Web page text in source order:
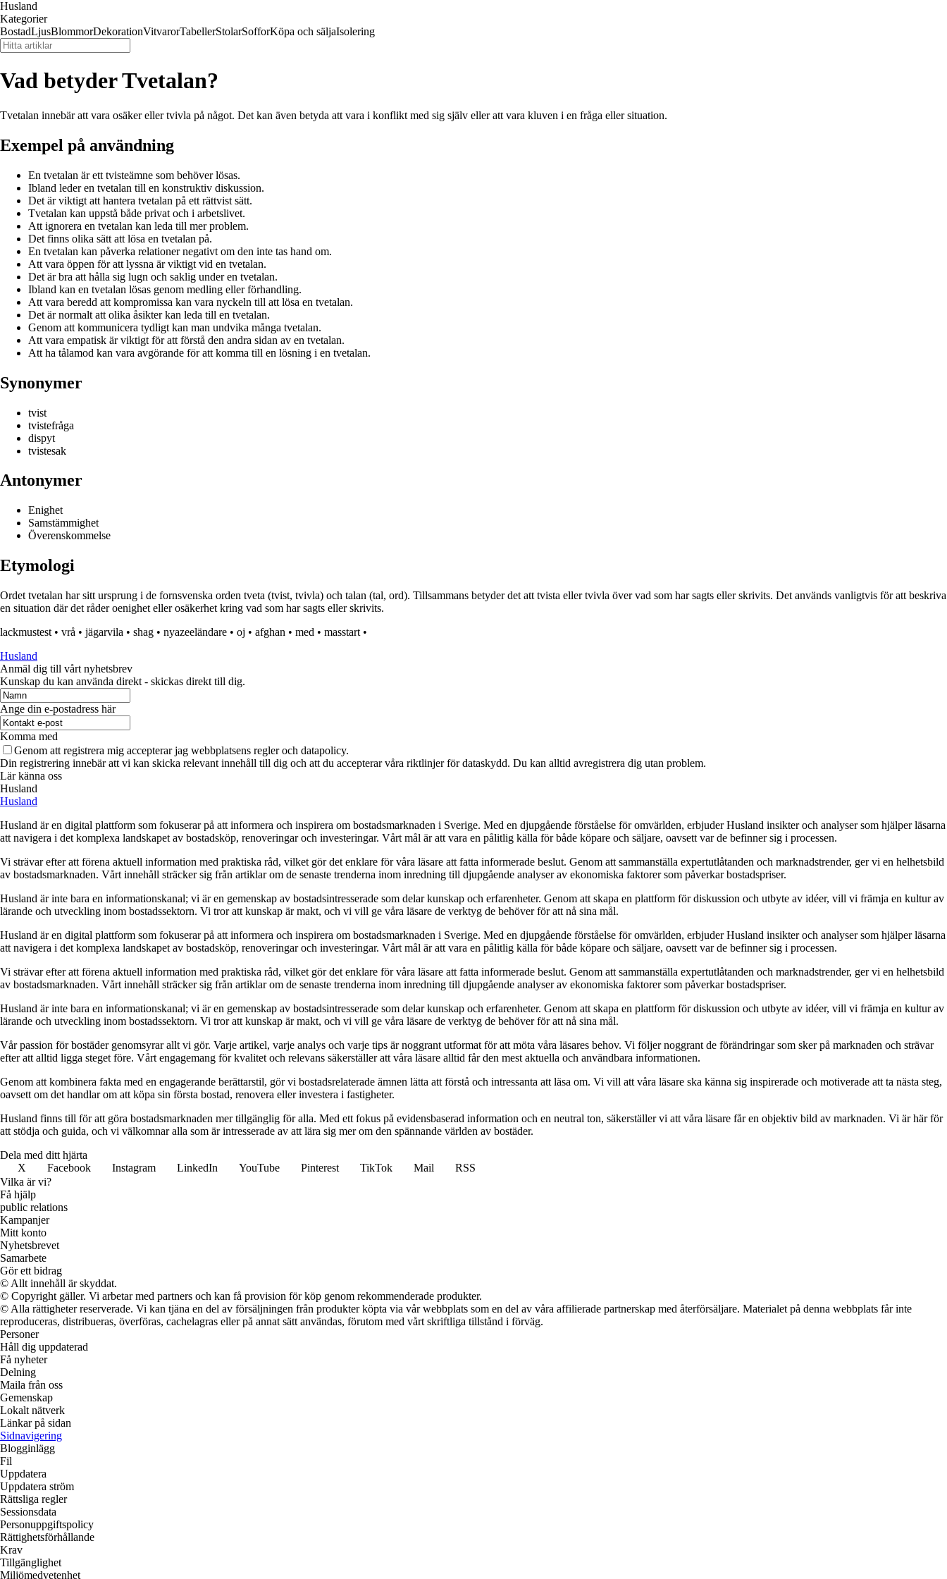
Husland
Kategorier
BostadLjusBlommorDekorationVitvarorTabellerStolarSofforKöpa och säljaIsolering
Vad betyder Tvetalan?
Tvetalan innebär att vara osäker eller tvivla på något. Det kan även betyda att vara i konflikt med sig själv eller att vara kluven i en fråga eller situation.
Exempel på användning
En tvetalan är ett tvisteämne som behöver lösas.
Ibland leder en tvetalan till en konstruktiv diskussion.
Det är viktigt att hantera tvetalan på ett rättvist sätt.
Tvetalan kan uppstå både privat och i arbetslivet.
Att ignorera en tvetalan kan leda till mer problem.
Det finns olika sätt att lösa en tvetalan på.
En tvetalan kan påverka relationer negativt om den inte tas hand om.
Att vara öppen för att lyssna är viktigt vid en tvetalan.
Det är bra att hålla sig lugn och saklig under en tvetalan.
Ibland kan en tvetalan lösas genom medling eller förhandling.
Att vara beredd att kompromissa kan vara nyckeln till att lösa en tvetalan.
Det är normalt att olika åsikter kan leda till en tvetalan.
Genom att kommunicera tydligt kan man undvika många tvetalan.
Att vara empatisk är viktigt för att förstå den andra sidan av en tvetalan.
Att ha tålamod kan vara avgörande för att komma till en lösning i en tvetalan.
Synonymer
tvist
tvistefråga
dispyt
tvistesak
Antonymer
Enighet
Samstämmighet
Överenskommelse
Etymologi
Ordet tvetalan har sitt ursprung i de fornsvenska orden tveta (tvist, tvivla) och talan (tal, ord). Tillsammans betyder det att tvista eller tvivla över vad som har sagts eller skrivits. Det används vanligtvis för att beskriva
en situation där det råder oenighet eller osäkerhet kring vad som har sagts eller skrivits.
lackmustest • vrå • jägarvila • shag • nyazeeländare • oj • afghan • med • masstart •
Husland
Anmäl dig till vårt nyhetsbrev
Kunskap du kan använda direkt - skickas direkt till dig.
Ange din e-postadress här
Komma med
Genom att registrera mig accepterar jag webbplatsens regler och datapolicy.
Din registrering innebär att vi kan skicka relevant innehåll till dig och att du accepterar våra riktlinjer för dataskydd. Du kan alltid avregistrera dig utan problem.
Lär känna oss
Husland
Husland
Husland är en digital plattform som fokuserar på att informera och inspirera om bostadsmarknaden i Sverige. Med en djupgående förståelse för omvärlden, erbjuder Husland insikter och analyser som hjälper läsarna
att navigera i det komplexa landskapet av bostadsköp, renoveringar och investeringar. Vårt mål är att vara en pålitlig källa för både köpare och säljare, oavsett var de befinner sig i processen.
Vi strävar efter att förena aktuell information med praktiska råd, vilket gör det enklare för våra läsare att fatta informerade beslut. Genom att sammanställa expertutlåtanden och marknadstrender, ger vi en helhetsbild
av bostadsmarknaden. Vårt innehåll sträcker sig från artiklar om de senaste trenderna inom inredning till djupgående analyser av ekonomiska faktorer som påverkar bostadspriser.
Husland är inte bara en informationskanal; vi är en gemenskap av bostadsintresserade som delar kunskap och erfarenheter. Genom att skapa en plattform för diskussion och utbyte av idéer, vill vi främja en kultur av
lärande och utveckling inom bostadssektorn. Vi tror att kunskap är makt, och vi vill ge våra läsare de verktyg de behöver för att nå sina mål.
Husland är en digital plattform som fokuserar på att informera och inspirera om bostadsmarknaden i Sverige. Med en djupgående förståelse för omvärlden, erbjuder Husland insikter och analyser som hjälper läsarna
att navigera i det komplexa landskapet av bostadsköp, renoveringar och investeringar. Vårt mål är att vara en pålitlig källa för både köpare och säljare, oavsett var de befinner sig i processen.
Vi strävar efter att förena aktuell information med praktiska råd, vilket gör det enklare för våra läsare att fatta informerade beslut. Genom att sammanställa expertutlåtanden och marknadstrender, ger vi en helhetsbild
av bostadsmarknaden. Vårt innehåll sträcker sig från artiklar om de senaste trenderna inom inredning till djupgående analyser av ekonomiska faktorer som påverkar bostadspriser.
Husland är inte bara en informationskanal; vi är en gemenskap av bostadsintresserade som delar kunskap och erfarenheter. Genom att skapa en plattform för diskussion och utbyte av idéer, vill vi främja en kultur av
lärande och utveckling inom bostadssektorn. Vi tror att kunskap är makt, och vi vill ge våra läsare de verktyg de behöver för att nå sina mål.
Vår passion för bostäder genomsyrar allt vi gör. Varje artikel, varje analys och varje tips är noggrant utformat för att möta våra läsares behov. Vi följer noggrant de förändringar som sker på marknaden och strävar
efter att alltid ligga steget före. Vårt engagemang för kvalitet och relevans säkerställer att våra läsare alltid får den mest aktuella och användbara informationen.
Genom att kombinera fakta med en engagerande berättarstil, gör vi bostadsrelaterade ämnen lätta att förstå och intressanta att läsa om. Vi vill att våra läsare ska känna sig inspirerade och motiverade att ta nästa steg,
oavsett om det handlar om att köpa sin första bostad, renovera eller investera i fastigheter.
Husland finns till för att göra bostadsmarknaden mer tillgänglig för alla. Med ett fokus på evidensbaserad information och en neutral ton, säkerställer vi att våra läsare får en objektiv bild av marknaden. Vi är här för
att stödja och guida, och vi välkomnar alla som är intresserade av att lära sig mer om den spännande världen av bostäder.
Dela med ditt hjärta
X
Facebook Instagram LinkedIn YouTube Pinterest TikTok Mail
RSS
Vilka är vi?
Få hjälp
public relations
Kampanjer
Mitt konto
Nyhetsbrevet
Samarbete
Gör ett bidrag
© Allt innehåll är skyddat.
© Copyright gäller. Vi arbetar med partners och kan få provision för köp genom rekommenderade produkter.
© Alla rättigheter reserverade. Vi kan tjäna en del av försäljningen från produkter köpta via vår webbplats som en del av våra affilierade partnerskap med återförsäljare. Materialet på denna webbplats får inte
reproduceras, distribueras, överföras, cachelagras eller på annat sätt användas, förutom med vårt skriftliga tillstånd i förväg.
Personer
Håll dig uppdaterad
Få nyheter
Delning
Maila från oss
Gemenskap
Lokalt nätverk
Länkar på sidan
Sidnavigering
Blogginlägg
Fil
Uppdatera
Uppdatera ström
Rättsliga regler
Sessionsdata
Personuppgiftspolicy
Rättighetsförhållande
Krav
Tillgänglighet
Miljömedvetenhet